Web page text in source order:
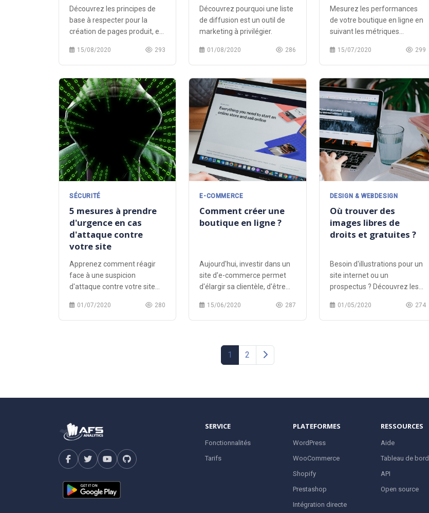
Découvrez les principes de
base à respecter pour la
création de pages produit, et
taux de conversion.
15/08/2020 293
Découvrez pourquoi une liste
de diffusion est un outil de
marketing à privilégier.
01/08/2020 286
Mesurez les performances
de votre boutique en ligne en
suivant les métriques
15/07/2020 299
SÉCURITÉ
5 mesures à prendre
d'urgence en cas
d'attaque contre
votre site
Apprenez comment réagir
face à une suspicion
d'attaque contre votre site
serveur Linux.
01/07/2020 280
E-COMMERCE
Comment créer une
boutique en ligne ?
Aujourd'hui, investir dans un
site d'e-commerce permet
d'élargir sa clientèle, d'être
proposer des offres ciblées à
ses clients et tout cela à un
15/06/2020 287
DESIGN & WEBDESIGN
Où trouver des
images libres de
droits et gratuites ?
Besoin d'illustrations pour un
site internet ou un
prospectus ? Découvrez les
photos et vidéos libres de
droits et entièrement
01/05/2020 274
1 2
SERVICE
Fonctionnalités
Tarifs
PLATEFORMES
WordPress
WooCommerce
Shopify
Prestashop
Intégration directe
RESSOURCES
Aide
Tableau de bord
API
Open source